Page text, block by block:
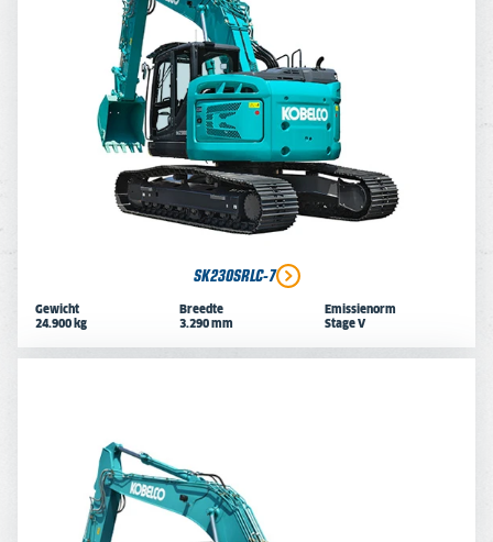
SK230SRLC-7
Gewicht
24.900 kg
Breedte
3.290 mm
Emissienorm
Stage V